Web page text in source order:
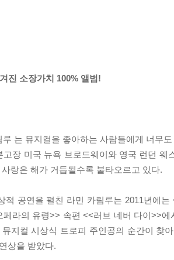
진 소장가치 100% 앨범!
는 뮤지컬을 좋아하는 사람들에게 너무
장 미국 뉴욕 브로드웨이와 영국 런던 웨
랑은 해가 거듭될수록 불타오르고 있다.
공연을 펼친 라민 카림루는 2011년에
라의 유령>> 속편 <<러브 네버 다이>>에
지컬 시상식 트로피 주인공의 순간이 찾
상을 받았다.